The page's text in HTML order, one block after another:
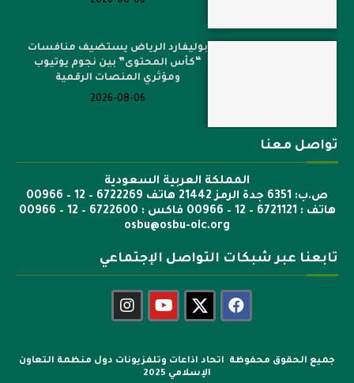
بوليفارد الرياض يستضيف منافسات
“كأس المحتوى” بين نجوم يوتيوب
ومؤثري المنصات الرقمية
2026-08-06
تواصل معنا
المملكة العربية السعودية
ص.ب: 6351 جدة الرمز 21442 هاتف 6722269 – 12 – 00966
هاتف : 6721121 – 12 – 00966 فاكس : 6722600 – 12 – 00966
osbu@osbu-oic.org
تابعنا عبر شبكات التواصل الإجتماعي
جميع الحقوق محفوظة اتحاد اذاعات وتلفزيونات دول منظمة التعاون
الإسلامي 2025